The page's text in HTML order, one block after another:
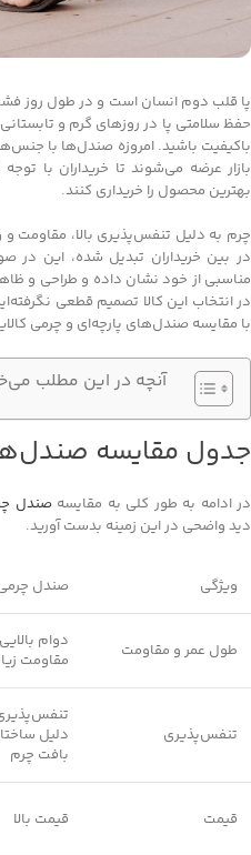
پا قلب دوم انسان است و در طول روز
حفظ سلامتی پا در روزهای گرم و
باکیفیت باشید. امروزه صندل‌ها با
بازار عرضه می‌شوند تا خریداران با
بهترین محصول را خریداری کنند.
چرم به دلیل تنفس‌پذیری بالا، مقاومت
در بین خریداران تبدیل شده، این در
مناسبی از خود نشان داده و طراحی و
در انتخاب این کالا تصمیم قطعی
با مقایسه صندل‌های پارچه‌ای و چرمی
آنچه در این مطلب
جدول مقایسه
در ادامه به طور کلی به مقایسهصندل
دید واضحی در این زمینه بدست آورید.
ویژگی صندل
طول عمر و مقاومت
دوام
مقاومت
تنفس‌پذیری
تنفس‌پذیری
دلیل
بافت چرم
قیمت قیمت بالا